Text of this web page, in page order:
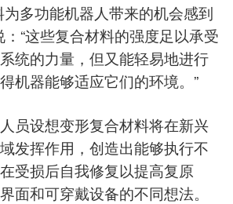
为多功能机器人带来的机会感到
：“这些复合材料的强度足以承受
统的力量，但又能轻易地进行
机器能够适应它们的环境。”
员设想变形复合材料将在新兴
发挥作用，创造出能够执行不
受损后自我修复以提高复原
面和可穿戴设备的不同想法。